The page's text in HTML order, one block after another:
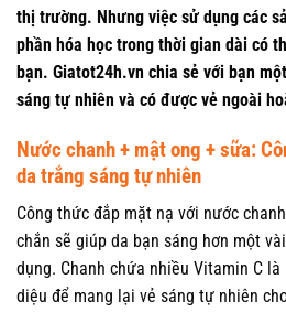
thị trường. Nhưng việc sử dụng các
phần hóa học trong thời gian dài có
bạn. Giatot24h.vn chia sẻ với bạn
sáng tự nhiên và có được vẻ ngoài
Nước chanh + mật ong + sữa:
da trắng sáng tự nhiên
Công thức đắp mặt nạ với nước
chắn sẽ giúp da bạn sáng hơn một
dụng. Chanh chứa nhiều Vitamin C
diệu để mang lại vẻ sáng tự nhiên